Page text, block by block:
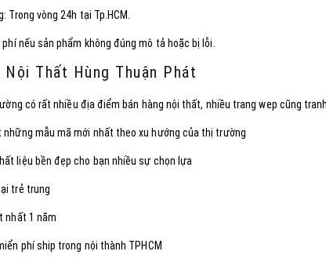
Trong vòng 24h tại Tp.HCM.
nếu sản phẩm không đúng mô tả hoặc bị lỗi.
Thất Hùng Thuận Phát
có rất nhiều địa điểm bán hàng nội thất, nhiều trang wep cũng
những mẫu mã mới nhất theo xu hướng của thị trường
liệu bền đẹp cho bạn nhiều sự chọn lựa
trẻ trung
nhất 1 năm
phí ship trong nội thành TPHCM